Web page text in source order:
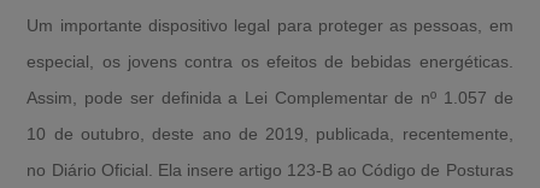
Um importante dispositivo legal para proteger as pessoas, em
especial, os jovens contra os efeitos de bebidas energéticas.
Assim, pode ser definida a Lei Complementar de nº 1.057 de
10 de outubro, deste ano de 2019, publicada, recentemente,
no Diário Oficial. Ela insere artigo 123-B ao Código de Posturas